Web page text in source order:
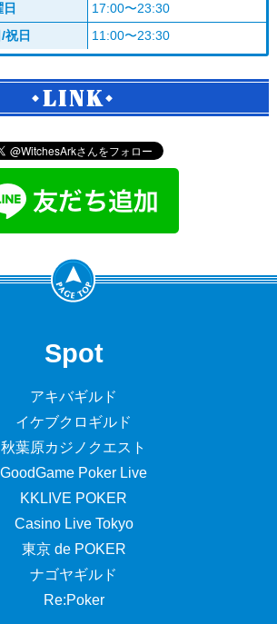
17:00〜23:30
祝日
11:00〜23:30
LINK
Spot
アキバギルド
イケブクロギルド
秋葉原カジノクエスト
GoodGame Poker Live
KKLIVE POKER
Casino Live Tokyo
東京 de POKER
ナゴヤギルド
Re:Poker